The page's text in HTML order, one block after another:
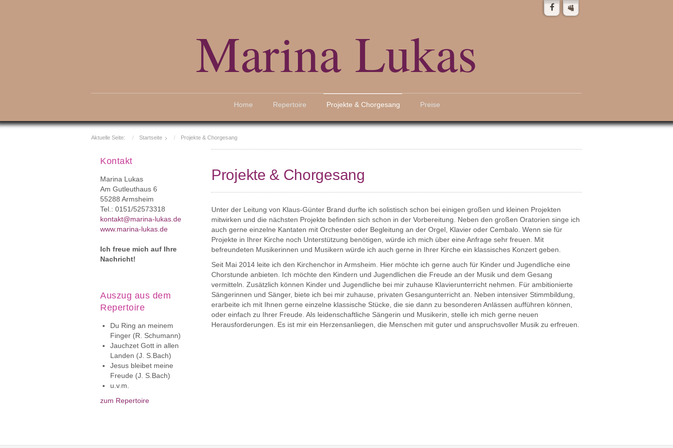
Marina Lukas
Home Repertoire Projekte & Chorgesang Preise
Aktuelle Seite: Startseite Projekte & Chorgesang
Kontakt
Marina Lukas
Am Gutleuthaus 6
55288 Armsheim
Tel.: 0151/52573318
kontakt@marina-lukas.de
www.marina-lukas.de
Ich freue mich auf Ihre
Nachricht!
Auszug aus dem
Repertoire
Du Ring an meinem
Finger (R. Schumann)
Jauchzet Gott in allen
Landen (J. S.Bach)
Jesus bleibet meine
Freude (J. S.Bach)
u.v.m.
zum Repertoire
Projekte & Chorgesang
Unter der Leitung von Klaus-Günter Brand durfte ich solistisch schon bei einigen großen und kleinen Projekten
mitwirken und die nächsten Projekte befinden sich schon in der Vorbereitung. Neben den großen Oratorien singe ich
auch gerne einzelne Kantaten mit Orchester oder Begleitung an der Orgel, Klavier oder Cembalo. Wenn sie für
Projekte in Ihrer Kirche noch Unterstützung benötigen, würde ich mich über eine Anfrage sehr freuen. Mit
befreundeten Musikerinnen und Musikern würde ich auch gerne in Ihrer Kirche ein klassisches Konzert geben.
Seit Mai 2014 leite ich den Kirchenchor in Armsheim. Hier möchte ich gerne auch für Kinder und Jugendliche eine
Chorstunde anbieten. Ich möchte den Kindern und Jugendlichen die Freude an der Musik und dem Gesang
vermitteln. Zusätzlich können Kinder und Jugendliche bei mir zuhause Klavierunterricht nehmen. Für ambitionierte
Sängerinnen und Sänger, biete ich bei mir zuhause, privaten Gesangunterricht an. Neben intensiver Stimmbildung,
erarbeite ich mit Ihnen gerne einzelne klassische Stücke, die sie dann zu besonderen Anlässen aufführen können,
oder einfach zu Ihrer Freude. Als leidenschaftliche Sängerin und Musikerin, stelle ich mich gerne neuen
Herausforderungen. Es ist mir ein Herzensanliegen, die Menschen mit guter und anspruchsvoller Musik zu erfreuen.